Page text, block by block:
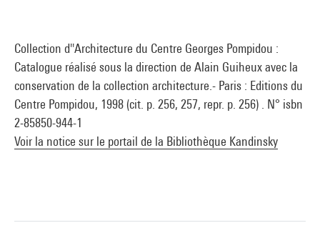
Collection d''Architecture du Centre Georges Pompidou :
Catalogue réalisé sous la direction de Alain Guiheux avec la
conservation de la collection architecture.- Paris : Editions du
Centre Pompidou, 1998 (cit. p. 256, 257, repr. p. 256) . N° isbn
2-85850-944-1
Voir la notice sur le portail de la Bibliothèque Kandinsky